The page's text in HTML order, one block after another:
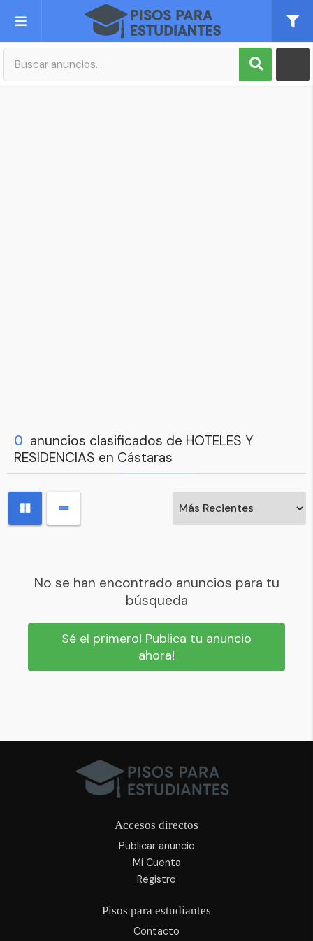
Publica tu Anuncio
0 anuncios clasificados de HOTELES Y
RESIDENCIAS en Cástaras
No se han encontrado anuncios para tu
búsqueda
Sé el primero! Publica tu anuncio
ahora!
Accesos directos
Publicar anuncio
Mi Cuenta
Registro
Pisos para estudiantes
Contacto